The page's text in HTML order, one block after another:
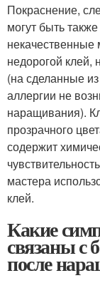
Покраснение,
могут быть
некачественные
недорогой клей,
(на сделанные
аллергии не
наращивания).
прозрачного
содержит
мастера
клей.
Какие
связаны с
после